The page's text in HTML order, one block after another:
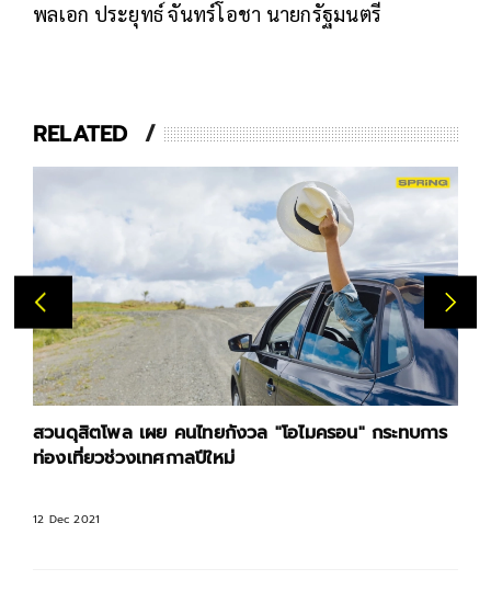
พลเอก ประยุทธ์ จันทร์โอชา นายกรัฐมนตรี
RELATED
สวนดุสิตโพล เผย คนไทยกังวล "โอไมครอน" กระทบการ
ท่องเที่ยวช่วงเทศกาลปีใหม่
12 Dec 2021